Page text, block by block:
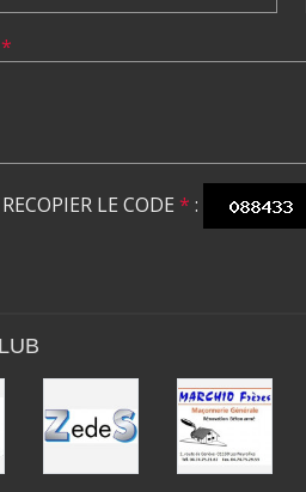
*
LE CODE * :